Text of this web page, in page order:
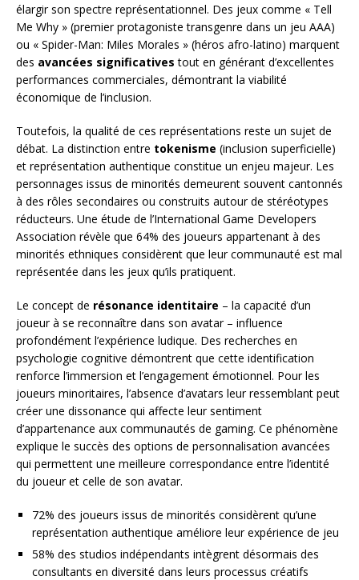
élargir son spectre représentationnel. Des jeux comme « Tell
Me Why » (premier protagoniste transgenre dans un jeu AAA)
ou « Spider-Man: Miles Morales » (héros afro-latino) marquent
des avancées significatives tout en générant d’excellentes
performances commerciales, démontrant la viabilité
économique de l’inclusion.
Toutefois, la qualité de ces représentations reste un sujet de
débat. La distinction entre tokenisme (inclusion superficielle)
et représentation authentique constitue un enjeu majeur. Les
personnages issus de minorités demeurent souvent cantonnés
à des rôles secondaires ou construits autour de stéréotypes
réducteurs. Une étude de l’International Game Developers
Association révèle que 64% des joueurs appartenant à des
minorités ethniques considèrent que leur communauté est mal
représentée dans les jeux qu’ils pratiquent.
Le concept de résonance identitaire – la capacité d’un
joueur à se reconnaître dans son avatar – influence
profondément l’expérience ludique. Des recherches en
psychologie cognitive démontrent que cette identification
renforce l’immersion et l’engagement émotionnel. Pour les
joueurs minoritaires, l’absence d’avatars leur ressemblant peut
créer une dissonance qui affecte leur sentiment
d’appartenance aux communautés de gaming. Ce phénomène
explique le succès des options de personnalisation avancées
qui permettent une meilleure correspondance entre l’identité
du joueur et celle de son avatar.
72% des joueurs issus de minorités considèrent qu’une
représentation authentique améliore leur expérience de jeu
58% des studios indépendants intègrent désormais des
consultants en diversité dans leurs processus créatifs